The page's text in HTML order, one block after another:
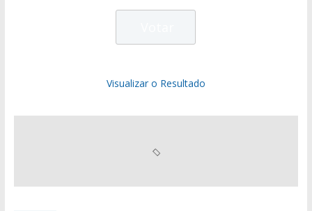
Visualizar o Resultado